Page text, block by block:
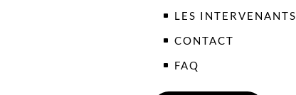
LES INTERVENANTS
CONTACT
FAQ